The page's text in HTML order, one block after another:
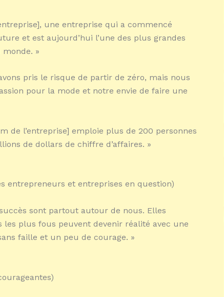
une entreprise qui a commencé
et est aujourd’hui l’une des plus grandes
»
pris le risque de partir de zéro, mais nous
pour la mode et notre envie de faire une
de l’entreprise] emploie plus de 200 personnes
de dollars de chiffre d’affaires. »
entrepreneurs et entreprises en question)
sont partout autour de nous. Elles
plus fous peuvent devenir réalité avec une
faille et un peu de courage. »